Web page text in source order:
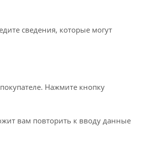
сведения, которые могут
Нажмите кнопку
вам повторить к вводу данные